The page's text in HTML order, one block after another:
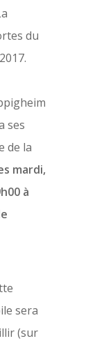
du
ses
de la
mardi,
à
sera
(sur